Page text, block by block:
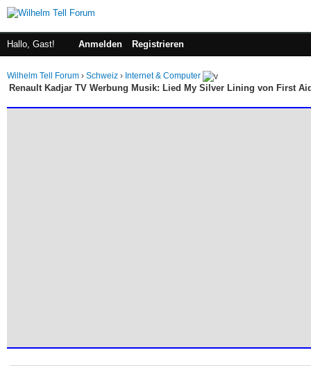
Hallo, Gast! Anmelden Registrieren
Wilhelm Tell Forum › Schweiz › Internet & Computer
Renault Kadjar TV Werbung Musik: Lied My Silver Lining von First